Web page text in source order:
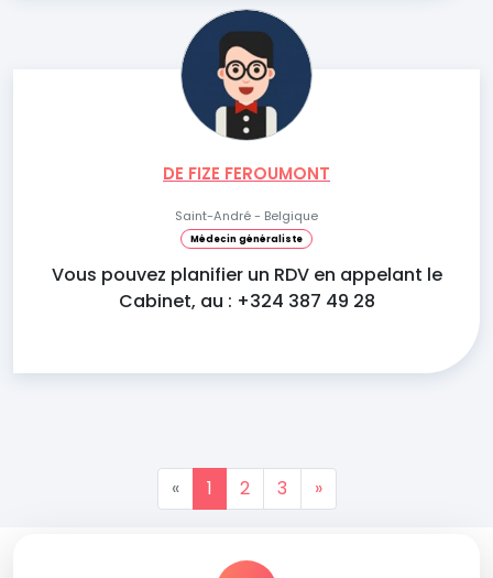
DE FIZE FEROUMONT
Saint-André - Belgique
Médecin généraliste
Vous pouvez planifier un RDV en appelant le
Cabinet, au : +324 387 49 28
« 1 2 3 »